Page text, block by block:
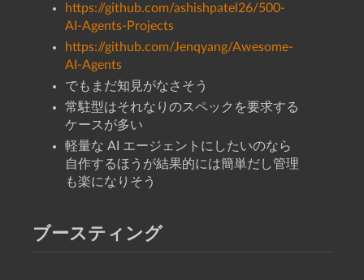
https://github.com/ashishpatel26/500-
AI-Agents-Projects
https://github.com/Jenqyang/Awesome-
AI-Agents
でもまだ知見がなさそう
常駐型はそれなりのスペックを要求する
ケースが多い
軽量な AI エージェントにしたいのなら
自作するほうが結果的には簡単だし管理
も楽になりそう
ブースティング